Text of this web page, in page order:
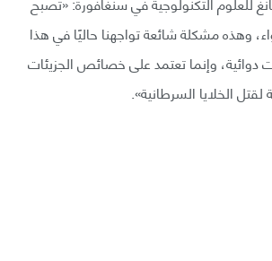
وهذه مشكلة شائعة تواجهنا حاليًا في هذا
دوائية، وإنما تعتمد على خصائص الجزيئات
الخلايا السرطانية».